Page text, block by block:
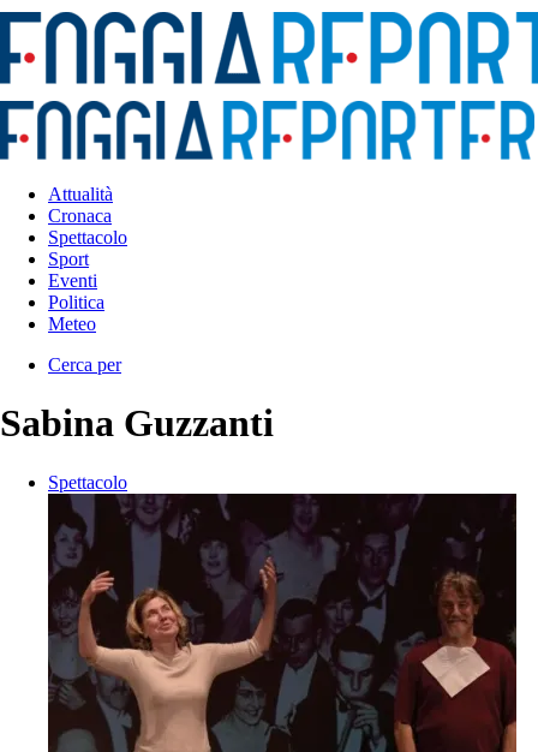
Attualità
Cronaca
Spettacolo
Sport
Eventi
Politica
Meteo
Cerca per
Sabina Guzzanti
Spettacolo